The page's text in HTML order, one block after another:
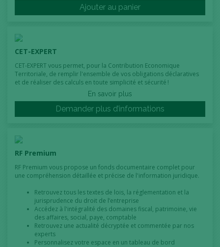
Ajouter au panier
CET-EXPERT
CET-EXPERT vous permet, pour la Contribution Economique
Territoriale, de remplir l'ensemble de vos obligations déclaratives
et de réaliser des calculs en toute simplicité et sécurité !
En savoir plus
Demander plus d’informations
RF Premium
RF Premium vous propose un fonds documentaire complet pour
une compréhension détaillée et précise de l'information juridique.
Retrouvez tous les textes de lois, la réglementation et la
jurisprudence du droit de l’entreprise
Accédez à l'intégralité des domaines fiscal, patrimoine, vie
des affaires, social, paye, comptable
Retrouvez une actualité décryptée et commentée par nos
experts
Personnalisez votre espace en un tableau de bord